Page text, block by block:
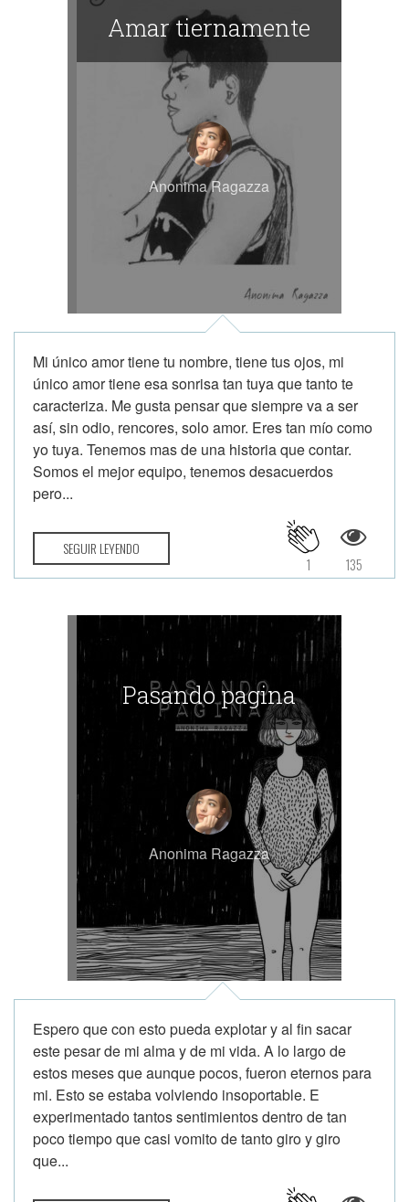
Amar tiernamente
Anonima Ragazza
Mi único amor tiene tu nombre, tiene tus ojos, mi
único amor tiene esa sonrisa tan tuya que tanto te
caracteriza. Me gusta pensar que siempre va a ser
así, sin odio, rencores, solo amor. Eres tan mío como
yo tuya. Tenemos mas de una historia que contar.
Somos el mejor equipo, tenemos desacuerdos
pero...
SEGUIR LEYENDO
135
1
Pasando pagina
Anonima Ragazza
Espero que con esto pueda explotar y al fin sacar
este pesar de mi alma y de mi vida. A lo largo de
estos meses que aunque pocos, fueron eternos para
mi. Esto se estaba volviendo insoportable. E
experimentado tantos sentimientos dentro de tan
poco tiempo que casi vomito de tanto giro y giro
que...